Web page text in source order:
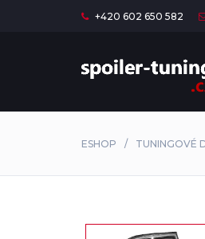
+420 602 650 582
ESHOP TUNINGOVÉ